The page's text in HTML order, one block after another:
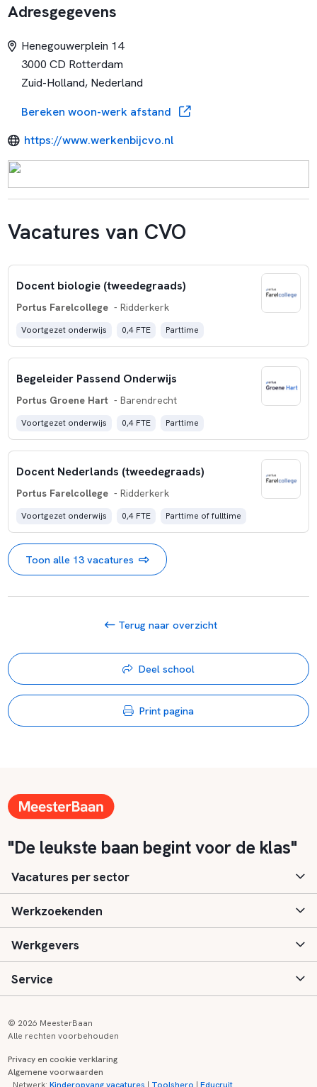
Adresgegevens
Henegouwerplein 14
3000 CD Rotterdam
Zuid-Holland, Nederland
Bereken woon-werk afstand
https://www.werkenbijcvo.nl
Vacatures van CVO
Docent biologie (tweedegraads)
Portus Farelcollege - Ridderkerk
Voortgezet onderwijs 0,4 FTE Parttime
Begeleider Passend Onderwijs
Portus Groene Hart - Barendrecht
Voortgezet onderwijs 0,4 FTE Parttime
Docent Nederlands (tweedegraads)
Portus Farelcollege - Ridderkerk
Voortgezet onderwijs 0,4 FTE Parttime of fulltime
Toon alle 13 vacatures
Terug naar overzicht
Deel school
Print pagina
"De leukste baan begint voor de klas"
Vacatures per sector
Basisonderwijs
Speciaal (basis) onderwijs
Voortgezet onderwijs
Kinderopvang
Werkzoekenden
Aanmelden
Vacatures
Zij-instroom informatie
Werkgevers
Inloggen
Registreren
Service
Onderwijs links
© 2026 MeesterBaan
Alle rechten voorbehouden
Privacy en cookie verklaring
Algemene voorwaarden
Netwerk:Kinderopvang vacatures | Toolshero |Educruit